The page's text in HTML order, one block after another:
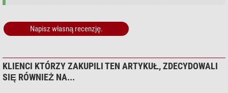
Napisz własną recenzję.
KLIENCI KTÓRZY ZAKUPILI TEN ARTYKUŁ, ZDECYDOWALI
SIĘ RÓWNIEŻ NA...